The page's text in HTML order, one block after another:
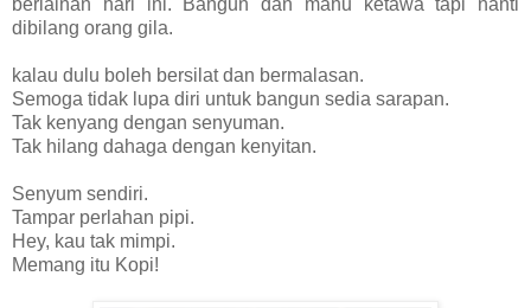
dibilang orang gila.
kalau dulu boleh bersilat dan bermalasan.
Semoga tidak lupa diri untuk bangun sedia sarapan.
Tak kenyang dengan senyuman.
Tak hilang dahaga dengan kenyitan.
Senyum sendiri.
Tampar perlahan pipi.
Hey, kau tak mimpi.
Memang itu Kopi!